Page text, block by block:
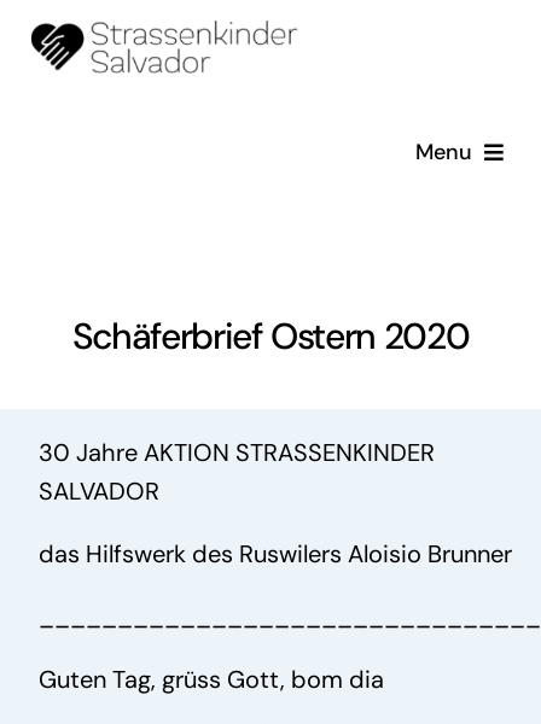
Skip
Menu
Erzählungen
Schäferbrief Ostern 2020
30 Jahre AKTION STRASSENKINDER
SALVADOR
das Hilfswerk des Ruswilers Aloisio Brunner
Guten Tag, grüss Gott, bom dia